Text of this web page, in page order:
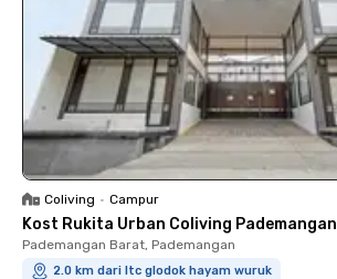
Coliving • Campur
Kost Rukita Urban Coliving Pademangan
Pademangan Barat, Pademangan
2.0 km dari ltc glodok hayam wuruk